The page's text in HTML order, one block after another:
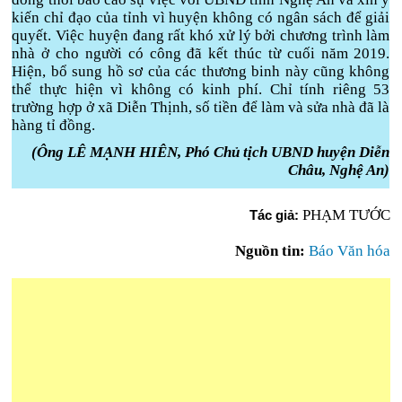
kiến chỉ đạo của tỉnh vì huyện không có ngân sách để giải
quyết. Việc huyện đang rất khó xử lý bởi chương trình làm
nhà ở cho người có công đã kết thúc từ cuối năm 2019.
Hiện, bổ sung hồ sơ của các thương binh này cũng không
thể thực hiện vì không có kinh phí. Chỉ tính riêng 53
trường hợp ở xã Diễn Thịnh, số tiền để làm và sửa nhà đã là
hàng tỉ đồng.
(Ông LÊ MẠNH HIÊN, Phó Chủ tịch UBND huyện Diễn
Châu, Nghệ An)
Tác giả: PHẠM TƯỚC
Nguồn tin: Báo Văn hóa